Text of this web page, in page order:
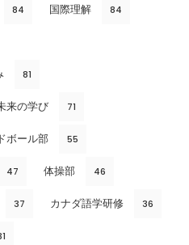
84 国際理解 84
81
来の学び 71
ボール部 55
47 体操部 46
37 カナダ語学研修 36